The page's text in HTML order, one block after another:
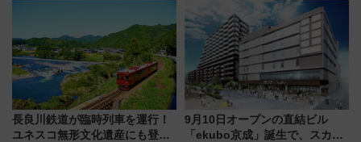
で都心から約1時間半で夏の絶景
を！
長良川鉄道が臨時列車を運行！
ユネスコ無形文化遺産にも登録
9月10日オープンの直結ビル
「ekubo京成」誕生で、スカイ